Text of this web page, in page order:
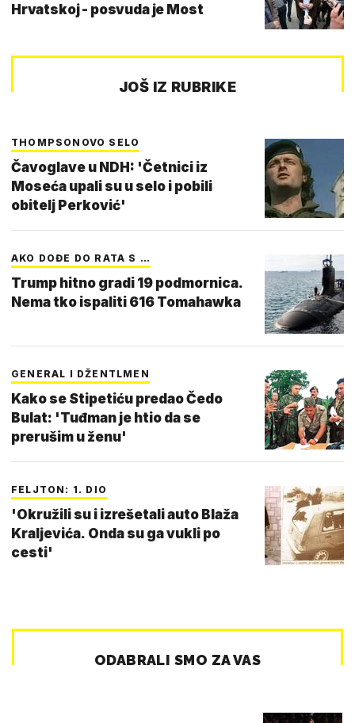
Hrvatskoj - posvuda je Most
JOŠ IZ RUBRIKE
THOMPSONOVO SELO
Čavoglave u NDH: 'Četnici iz
Moseća upali su u selo i pobili
obitelj Perković'
AKO DOĐE DO RATA S …
Trump hitno gradi 19 podmornica.
Nema tko ispaliti 616 Tomahawka
GENERAL I DŽENTLMEN
Kako se Stipetiću predao Čedo
Bulat: 'Tuđman je htio da se
prerušim u ženu'
FELJTON: 1. DIO
'Okružili su i izrešetali auto Blaža
Kraljevića. Onda su ga vukli po
cesti'